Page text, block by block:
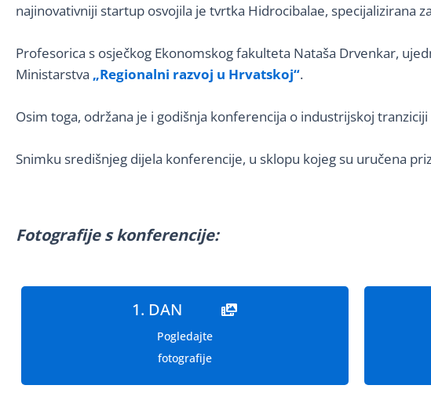
najinovativniji startup osvojila je tvrtka Hidrocibalae, specijalizirana
Profesorica s osječkog Ekonomskog fakulteta Nataša Drvenkar,
Ministarstva „Regionalni razvoj u Hrvatskoj“.
Osim toga, održana je i godišnja konferencija o industrijskoj
Snimku središnjeg dijela konferencije, u sklopu kojeg su uručena
Fotografije s konferencije:
1. DAN
Pogledajte
fotografije